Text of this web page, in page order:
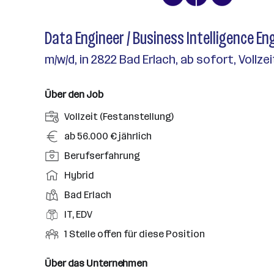
Data Engineer / Business Intelligence
m/w/d, in 2822 Bad Erlach, ab sofort,
Über den Job
A
n
t
e
l
u
n
s
Vollzeit (Festanstellung)
G
e
h
a
l
t
ab 56.000 € jährlich
P
o
i
t
i
n
Berufserfahrung
A
r
b
e
i
s
Hybrid
D
i
n
t
Bad Erlach
B
e
u
IT, EDV
O
f
1 Stelle offen für diese Position
Über das Unternehmen